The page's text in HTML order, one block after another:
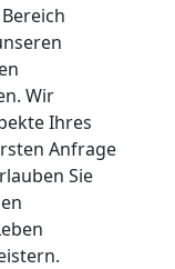
Wir
Ihres
Anfrage
Sie